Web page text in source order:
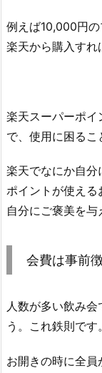
例えば10,000円
楽天から購入すれ
楽天スーパーポ
で、使用に困るこ
楽天でなにか自分
ポイントが使える
自分にご褒美を与
会費は事前
人数が多い飲み
う。これ鉄則です。
お開きの時に全